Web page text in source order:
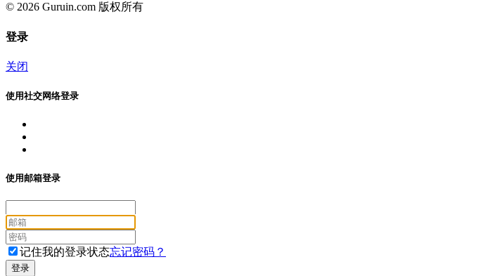
© 2026 Guruin.com 版权所有
登录
关闭
使用社交网络登录
使用邮箱登录
记住我的登录状态忘记密码？